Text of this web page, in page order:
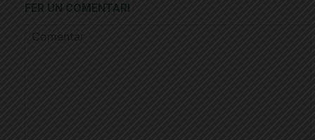
FER UN COMENTARI